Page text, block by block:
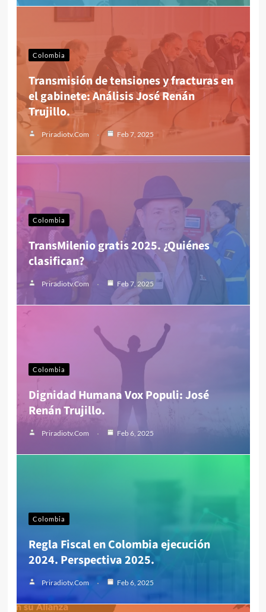
Colombia
Transmisión de tensiones y fracturas en
el gabinete: Análisis José Renán
Trujillo.
Priradiotv.com Feb 7, 2025
Colombia
TransMilenio gratis 2025. ¿Quiénes
clasifican?
Priradiotv.com Feb 7, 2025
Colombia
Dignidad Humana Vox Populi: José
Renán Trujillo.
Priradiotv.com Feb 6, 2025
Colombia
Regla Fiscal en Colombia ejecución
2024. Perspectiva 2025.
Priradiotv.com Feb 6, 2025